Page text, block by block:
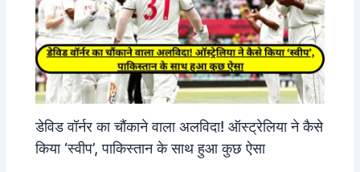
डेविड वॉर्नर का चौंकाने वाला अलविदा! ऑस्ट्रेलिया ने कैसे
किया ‘स्वीप’, पाकिस्तान के साथ हुआ कुछ ऐसा